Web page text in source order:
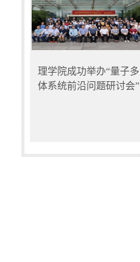
理学院成功举办“量子多
体系统前沿问题研讨会”